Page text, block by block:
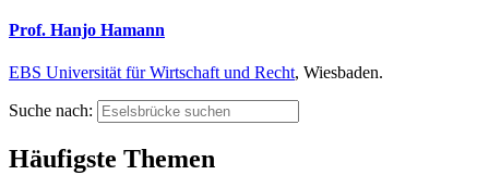
Prof. Hanjo Hamann
EBS Universität für Wirtschaft und Recht, Wiesbaden.
Suche nach:
Häufigste Themen